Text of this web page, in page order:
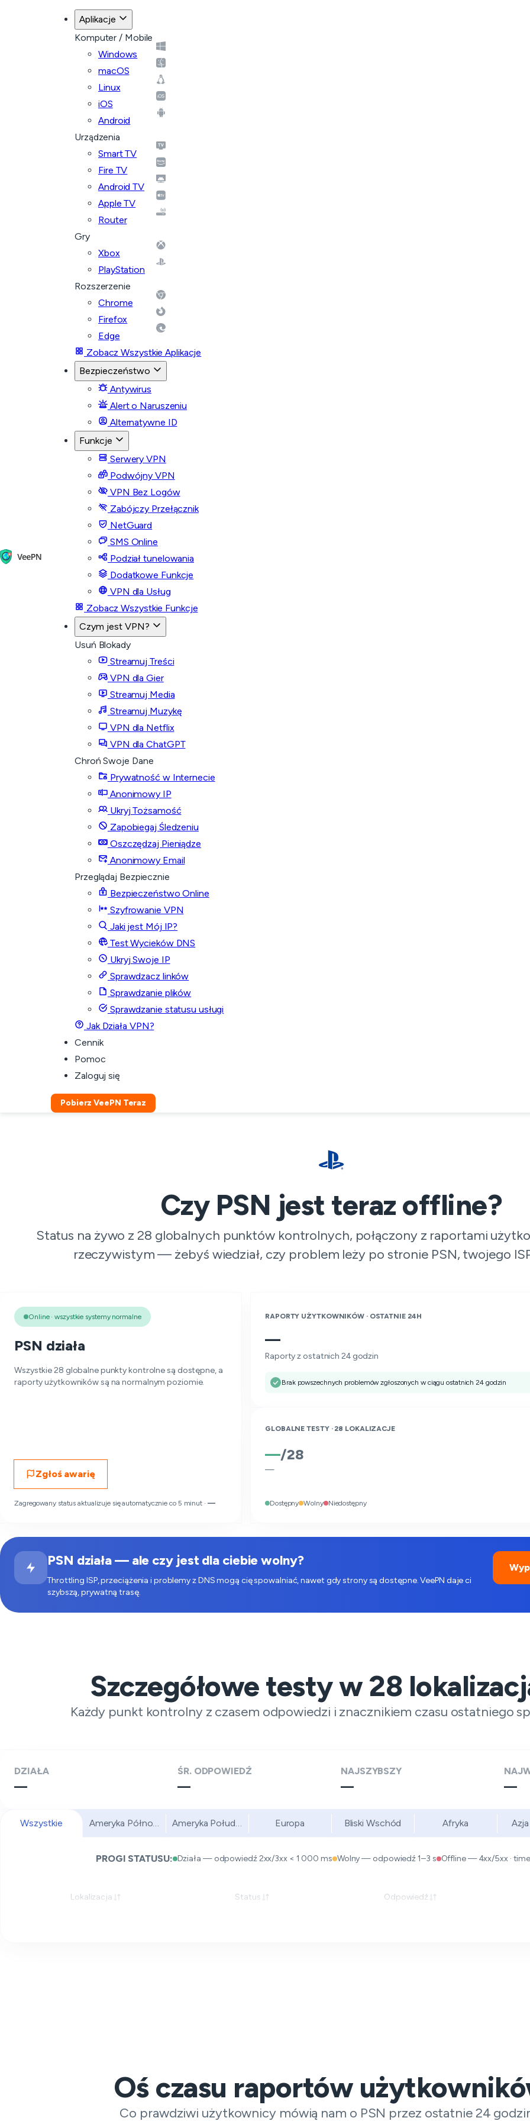
Aplikacje
Komputer / Mobile
Windows
macOS
Linux
iOS
Android
Urządzenia
Smart TV
Fire TV
Android TV
Apple TV
Router
Gry
Xbox
PlayStation
Rozszerzenie
Chrome
Firefox
Edge
Zobacz Wszystkie Aplikacje
Bezpieczeństwo
Antywirus
Alert o Naruszeniu
Alternatywne ID
Funkcje
Serwery VPN
Podwójny VPN
VPN Bez Logów
Zabójczy Przełącznik
NetGuard
SMS Online
Podział tunelowania
Dodatkowe Funkcje
VPN dla Usług
Zobacz Wszystkie Funkcje
Czym jest VPN?
Usuń Blokady
Streamuj Treści
VPN dla Gier
Streamuj Media
Streamuj Muzykę
VPN dla Netflix
VPN dla ChatGPT
Chroń Swoje Dane
Prywatność w Internecie
Anonimowy IP
Ukryj Tożsamość
Zapobiegaj Śledzeniu
Oszczędzaj Pieniądze
Anonimowy Email
Przeglądaj Bezpiecznie
Bezpieczeństwo Online
Szyfrowanie VPN
Jaki jest Mój IP?
Test Wycieków DNS
Ukryj Swoje IP
Sprawdzacz linków
Sprawdzanie plików
Sprawdzanie statusu usługi
Jak Działa VPN?
Cennik
Pomoc
Zaloguj się
Pobierz VeePN Teraz
Czy PSN jest teraz offline?
Status na żywo z 28 globalnych punktów kontrolnych, połączony z raportami
rzeczywistym — żebyś wiedział, czy problem leży po stronie PSN, twojego
Online · wszystkie systemy normalne
PSN działa
Wszystkie 28 globalne punkty kontrolne są dostępne, a
raporty użytkowników są na normalnym poziomie.
Zgłoś awarię
Zagregowany status aktualizuje się automatycznie co 5 minut · —
RAPORTY UŻYTKOWNIKÓW · OSTATNIE 24H
—
Raporty z ostatnich 24 godzin
Brak powszechnych problemów zgłoszonych w ciągu ostatnich 24 godzin
GLOBALNE TESTY · 28 LOKALIZACJE
—/28
—
Dostępny Wolny Niedostępny
PSN działa — ale czy jest dla ciebie wolny?
Throttling ISP, przeciążenia i problemy z DNS mogą cię spowalniać, nawet gdy strony są dostępne. VeePN daje ci
szybszą, prywatną trasę.
Szczegółowe testy w28
Każdy punkt kontrolny z czasem odpowiedzi i znacznikiem czasu ostatniego
DZIAŁA
—
ŚR. ODPOWIEDŹ
—
NAJSZYBSZY
— —
Wszystkie Ameryka Północna Ameryka Południowa Europa Bliski Wschód Afryka
PROGI STATUSU: Działa — odpowiedź 2xx/3xx < 1 000 ms Wolny — odpowiedź 1–3 s Offline — 4xx/5xx ·
Lokalizacja Status Odpowiedź
Oś czasu raportów
Co prawdziwi użytkownicy mówią nam o PSN przez ostatnie 24